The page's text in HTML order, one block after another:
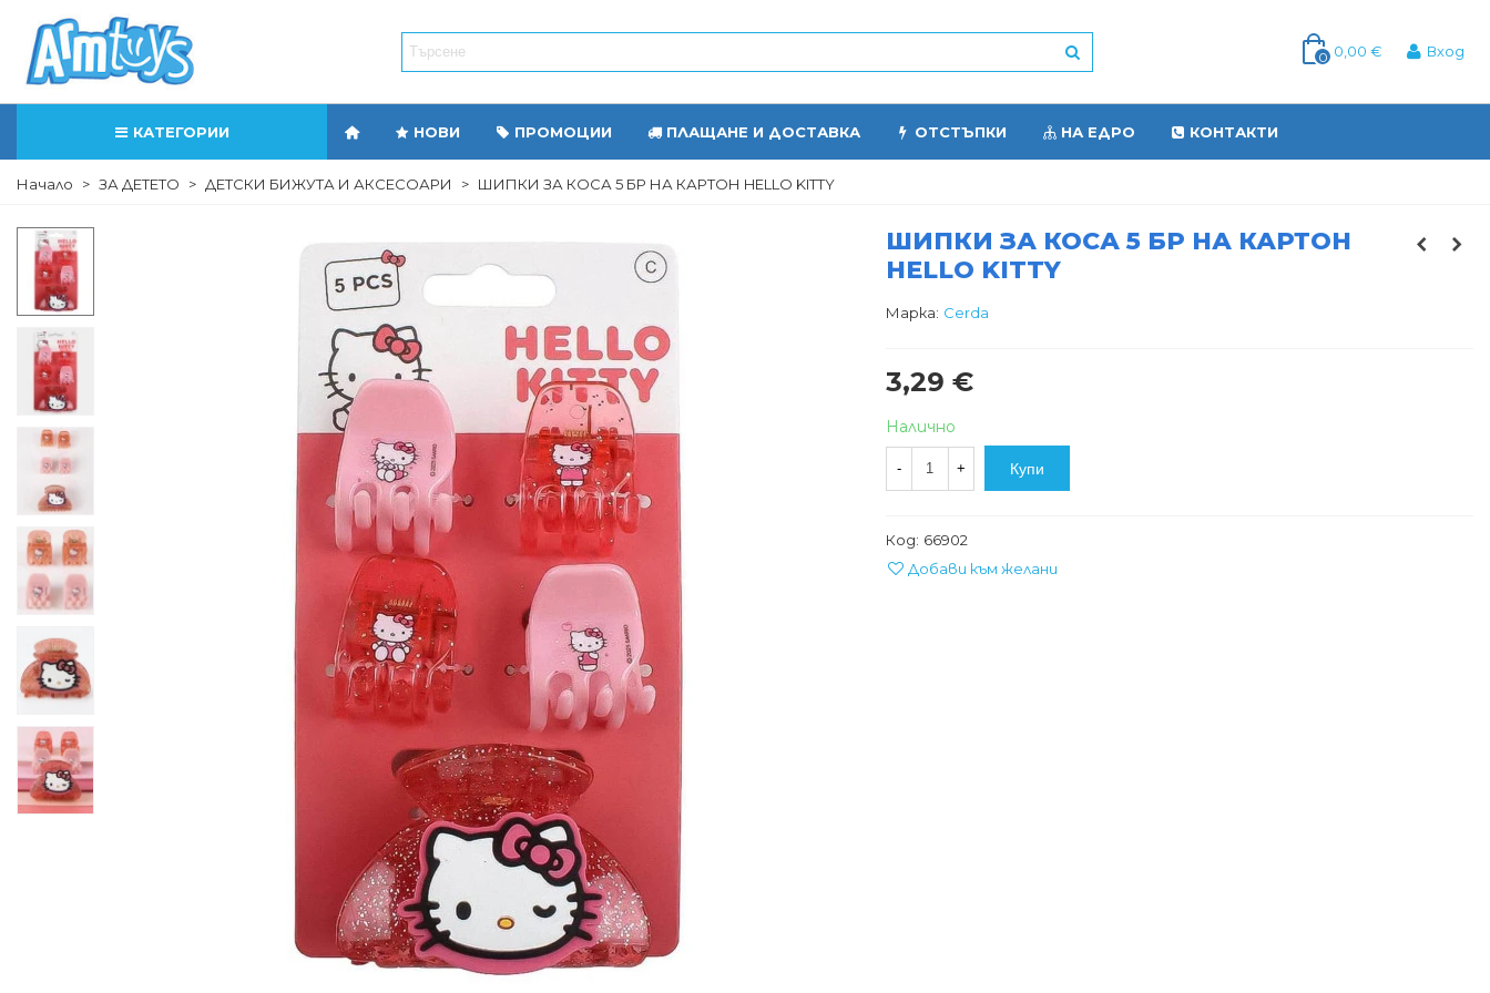
0 0,00 € Вход
КАТЕГОРИИ НОВИ ПРОМОЦИИ ПЛАЩАНЕ И ДОСТАВКА ОТСТЪПКИ НА ЕДРО КОНТАКТИ
Начало > ЗА ДЕТЕТО > ДЕТСКИ БИЖУТА И АКСЕСОАРИ > ШИПКИ ЗА КОСА 5 БР НА КАРТОН HELLO KITTY
ШИПКИ ЗА КОСА 5 БР НА КАРТОН
HELLO KITTY
Марка: Cerda
3,29 €
Налично
- + Купи
Код: 66902
Добави към желани